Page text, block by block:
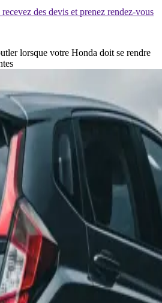
des devis et prenez rendez-vous
lorsque votre Honda doit se rendre